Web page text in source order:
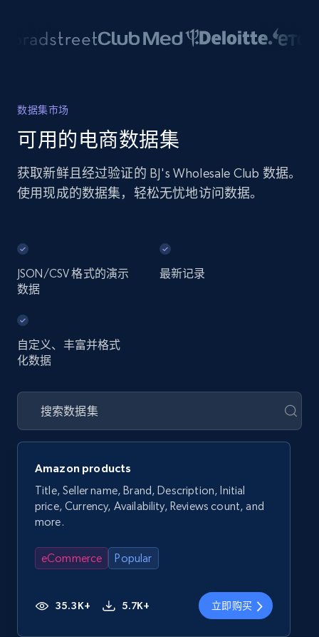
数据集市场
可用的电商数据集
获取新鲜且经过验证的 BJ's Wholesale Club 数据。
使用现成的数据集，轻松无忧地访问数据。
JSON/CSV 格式的演示
数据
最新记录
自定义、丰富并格式
化数据
Amazon products
Title, Seller name, Brand, Description, Initial
price, Currency, Availability, Reviews count, and
more.
eCommerce Popular
35.3K+ 5.7K+ 立即购买